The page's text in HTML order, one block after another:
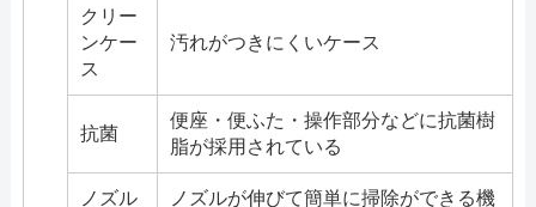
クリー
ンケー
ス
汚れがつきにくいケース
抗菌
便座・便ふた・操作部分などに抗菌樹
脂が採用されている
ノズル
ノズルが伸びて簡単に掃除ができる機